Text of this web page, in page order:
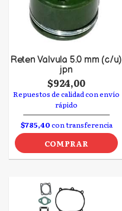
Reten Valvula 5.0 mm (c/u)
jpn
$924,00
Repuestos de calidad con envío
rápido
$785,40con transferencia
COMPRAR